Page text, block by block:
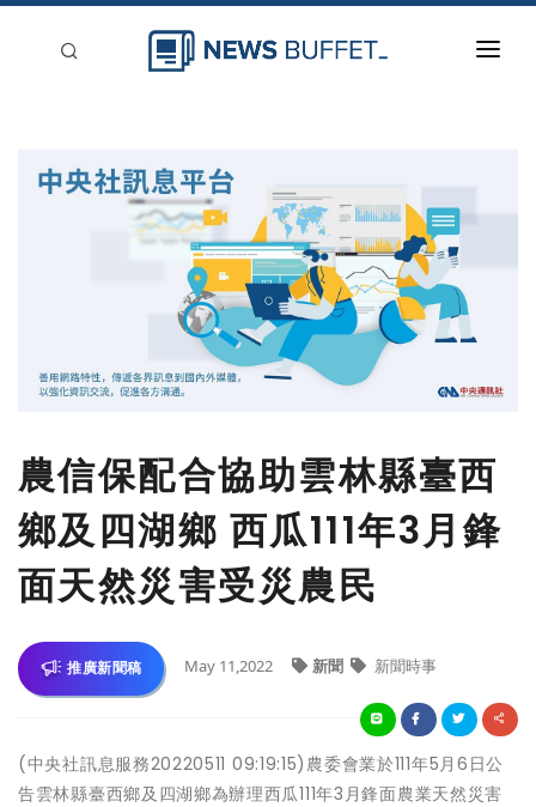
農信保配合協助雲林縣臺西
鄉及四湖鄉 西瓜111年3月鋒
面天然災害受災農民
推廣新聞稿 May 11,2022 新聞 新聞時事
(中央社訊息服務20220511 09:19:15)農委會業於111年5月6日公
告雲林縣臺西鄉及四湖鄉為辦理西瓜111年3月鋒面農業天然災害